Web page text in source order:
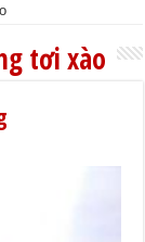
tơi xào